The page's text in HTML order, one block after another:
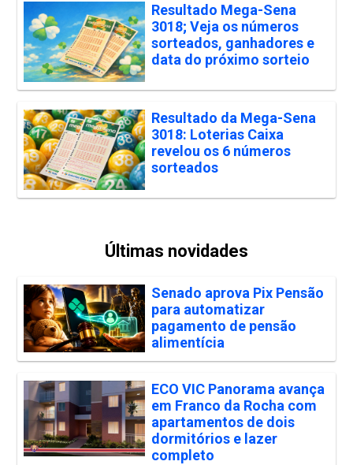
Resultado Mega-Sena
3018; Veja os números
sorteados, ganhadores e
data do próximo sorteio
Resultado da Mega-Sena
3018: Loterias Caixa
revelou os 6 números
sorteados
Últimas novidades
Senado aprova Pix Pensão
para automatizar
pagamento de pensão
alimentícia
ECO VIC Panorama avança
em Franco da Rocha com
apartamentos de dois
dormitórios e lazer
completo